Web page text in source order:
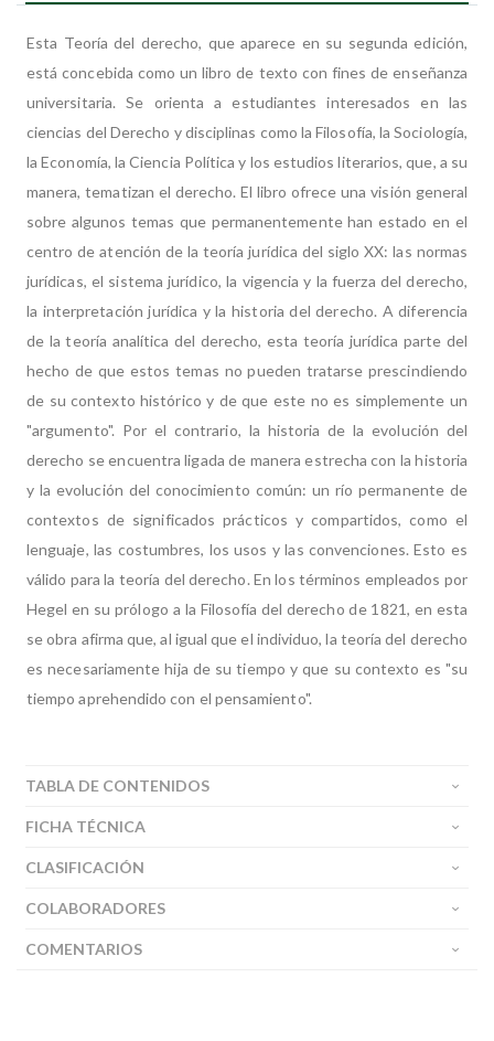
Esta Teoría del derecho, que aparece en su segunda edición,
está concebida como un libro de texto con fines de enseñanza
universitaria. Se orienta a estudiantes interesados en las
ciencias del Derecho y disciplinas como la Filosofía, la Sociología,
la Economía, la Ciencia Política y los estudios literarios, que, a su
manera, tematizan el derecho. El libro ofrece una visión general
sobre algunos temas que permanentemente han estado en el
centro de atención de la teoría jurídica del siglo XX: las normas
jurídicas, el sistema jurídico, la vigencia y la fuerza del derecho,
la interpretación jurídica y la historia del derecho. A diferencia
de la teoría analítica del derecho, esta teoría jurídica parte del
hecho de que estos temas no pueden tratarse prescindiendo
de su contexto histórico y de que este no es simplemente un
"argumento". Por el contrario, la historia de la evolución del
derecho se encuentra ligada de manera estrecha con la historia
y la evolución del conocimiento común: un río permanente de
contextos de significados prácticos y compartidos, como el
lenguaje, las costumbres, los usos y las convenciones. Esto es
válido para la teoría del derecho. En los términos empleados por
Hegel en su prólogo a la Filosofía del derecho de 1821, en esta
se obra afirma que, al igual que el individuo, la teoría del derecho
es necesariamente hija de su tiempo y que su contexto es "su
tiempo aprehendido con el pensamiento".
TABLA DE CONTENIDOS
FICHA TÉCNICA
CLASIFICACIÓN
COLABORADORES
COMENTARIOS